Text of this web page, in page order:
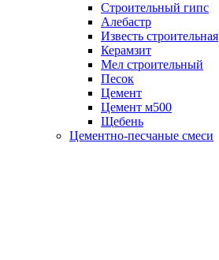
Строительный гипс
Алебастр
Известь строительная
Керамзит
Мел строительный
Песок
Цемент
Цемент м500
Щебень
Цементно-песчаные смеси